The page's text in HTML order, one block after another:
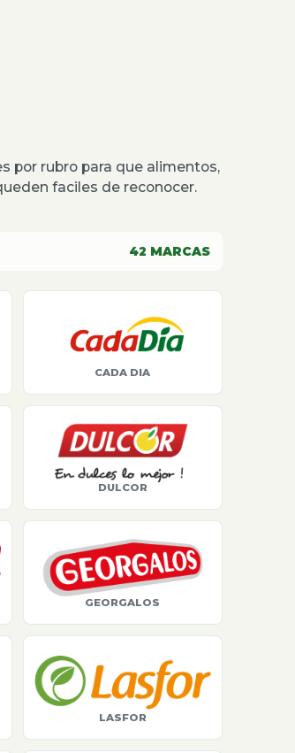
por rubro para que alimentos,
faciles de reconocer.
42 MARCAS
CADA DIA
DULCOR
GEORGALOS
LASFOR